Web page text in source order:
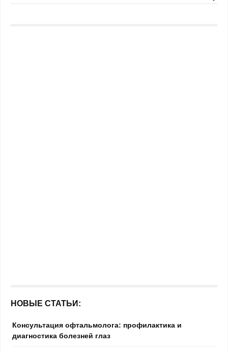
НОВЫЕ СТАТЬИ:
Консультация офтальмолога: профилактика и
диагностика болезней глаз